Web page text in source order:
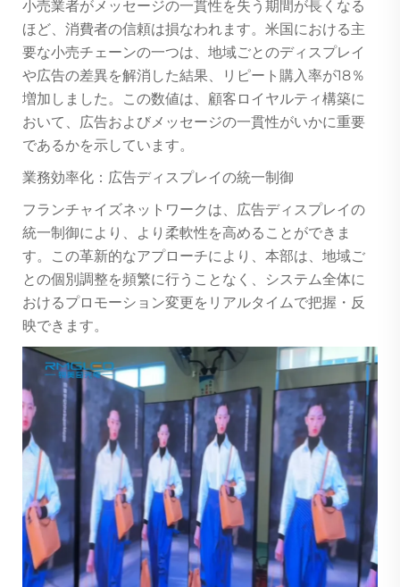
小売業者がメッセージの一貫性を失う期間が長くなる
ほど、消費者の信頼は損なわれます。米国における主
要な小売チェーンの一つは、地域ごとのディスプレイ
や広告の差異を解消した結果、リピート購入率が18％
増加しました。この数値は、顧客ロイヤルティ構築に
おいて、広告およびメッセージの一貫性がいかに重要
であるかを示しています。
業務効率化：広告ディスプレイの統一制御
フランチャイズネットワークは、広告ディスプレイの
統一制御により、より柔軟性を高めることができま
す。この革新的なアプローチにより、本部は、地域ご
との個別調整を頻繁に行うことなく、システム全体に
おけるプロモーション変更をリアルタイムで把握・反
映できます。